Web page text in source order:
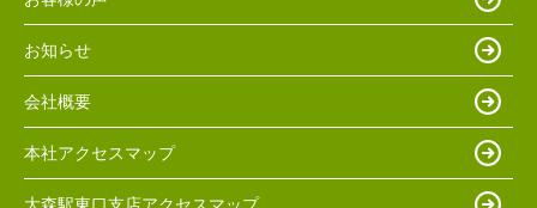
お知らせ
会社概要
本社アクセスマップ
大森駅東口支店アクセスマップ